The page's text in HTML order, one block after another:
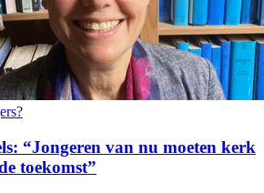
“Jongeren van nu moeten kerk
toekomst”